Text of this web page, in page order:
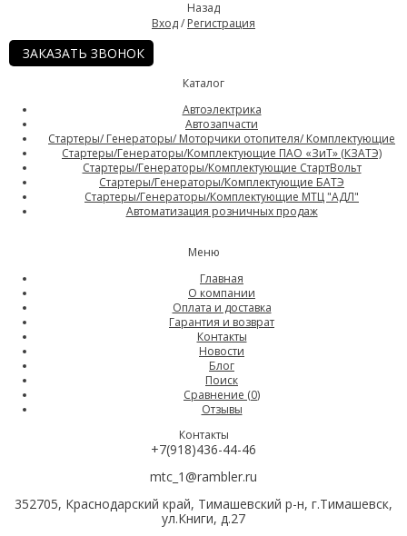
Назад
Вход/ Регистрация
ЗАКАЗАТЬ ЗВОНОК
Каталог
Автоэлектрика
Автозапчасти
Стартеры/ Генераторы/ Моторчики отопителя/ Комплектующие
Стартеры/Генераторы/Комплектующие ПАО «ЗиТ» (КЗАТЭ)
Стартеры/Генераторы/Комплектующие СтартВольт
Стартеры/Генераторы/Комплектующие БАТЭ
Стартеры/Генераторы/Комплектующие МТЦ "АДЛ"
Автоматизация розничных продаж
Меню
Главная
О компании
Оплата и доставка
Гарантия и возврат
Контакты
Новости
Блог
Поиск
Сравнение (0)
Отзывы
Контакты
+7(918)436-44-46
mtc_1@rambler.ru
352705, Краснодарский край, Тимашевский р-н, г.Тимашевск,
ул.Книги, д.27